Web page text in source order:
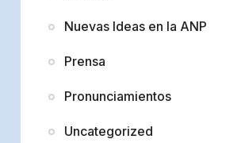
Nuevas Ideas en la ANP
Prensa
Pronunciamientos
Uncategorized